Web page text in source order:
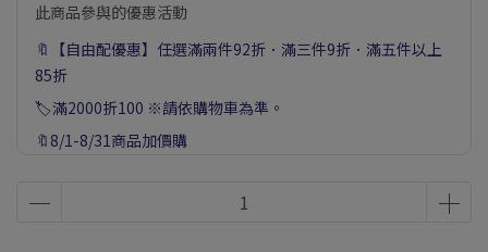
此商品參與的優惠活動
🔖【自由配優惠】任選滿兩件92折．滿三件9折．滿五件以上
85折
🏷️滿2000折100 ※請依購物車為準。
🔖8/1-8/31商品加價購
止，以結帳購物車為準。